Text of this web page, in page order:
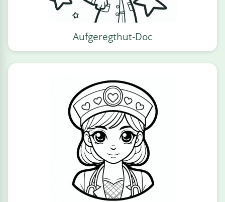
Aufgeregthut-Doc